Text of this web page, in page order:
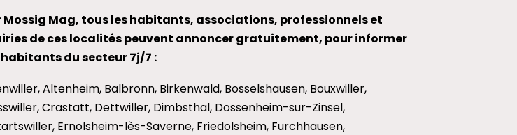
Mossig Mag, tous les habitants, associations, professionnels et
de ces localités peuvent annoncer gratuitement, pour informer
habitants du secteur 7j/7 :
Altenheim, Balbronn, Birkenwald, Bosselshausen, Bouxwiller,
Crastatt, Dettwiller, Dimbsthal, Dossenheim-sur-Zinsel,
Ernolsheim-lès-Saverne, Friedolsheim, Furchhausen,